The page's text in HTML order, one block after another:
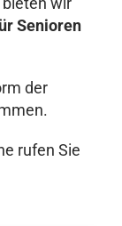
Senioren
der
rufen Sie